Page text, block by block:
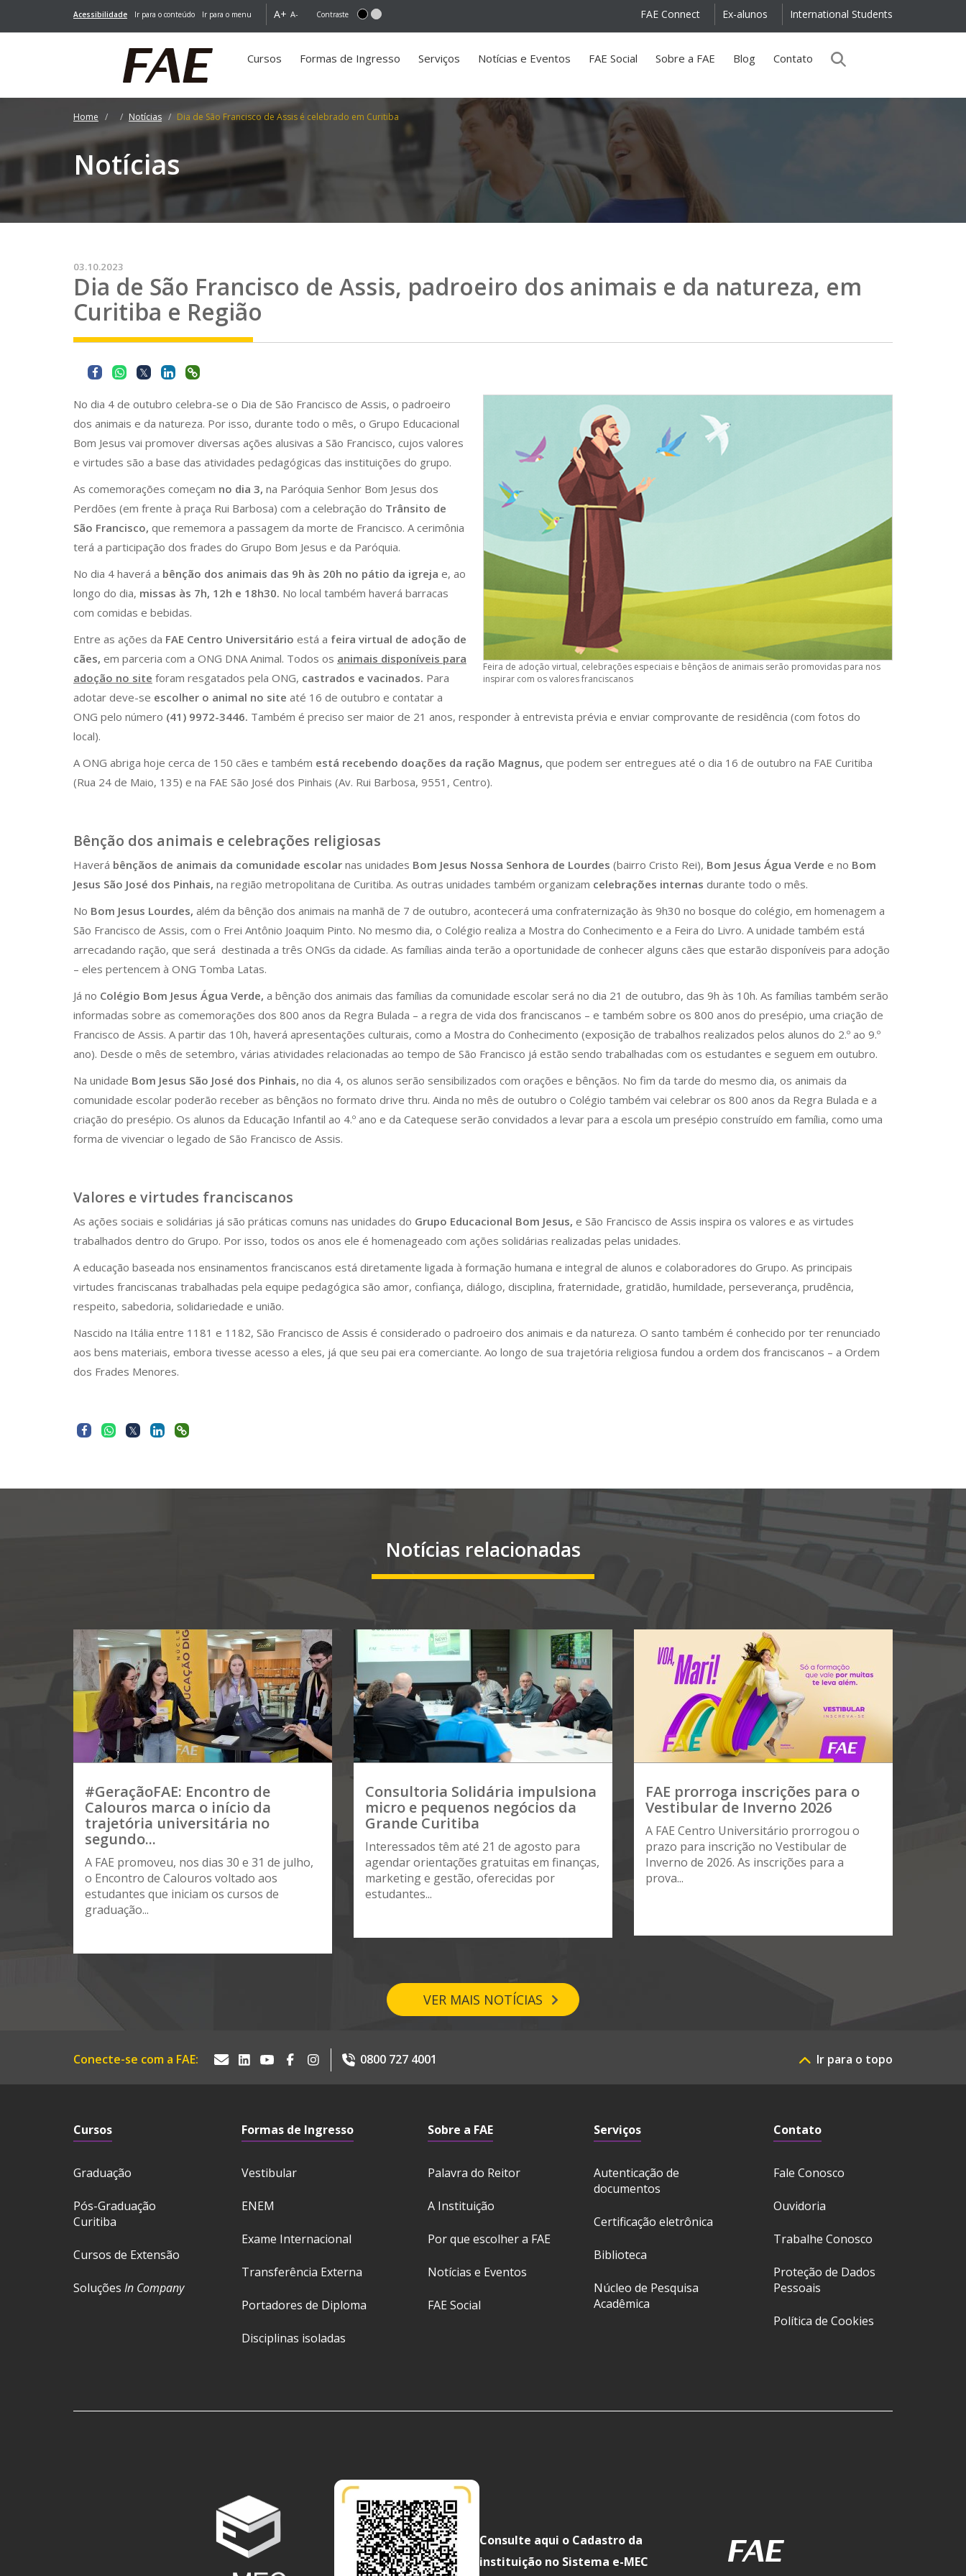
Acessibilidade Ir para o conteúdo Ir para o menu A+ A- Contraste International Students
Ex-alunos
FAE Connect
Cursos Formas de Ingresso Serviços Notícias e Eventos FAE Social Sobre a FAE Blog Contato
Home Notícias Dia de São Francisco de Assis é celebrado em Curitiba
Notícias
03.10.2023
Dia de São Francisco de Assis, padroeiro dos animais e da natureza, em
Curitiba e Região
Feira de adoção virtual, celebrações especiais e bênçãos de animais serão promovidas para nos
inspirar com os valores franciscanos
No dia 4 de outubro celebra-se o Dia de São Francisco de Assis, o padroeiro
dos animais e da natureza. Por isso, durante todo o mês, o Grupo Educacional
Bom Jesus vai promover diversas ações alusivas a São Francisco, cujos valores
e virtudes são a base das atividades pedagógicas das instituições do grupo.
As comemorações começam no dia 3, na Paróquia Senhor Bom Jesus dos
Perdões (em frente à praça Rui Barbosa) com a celebração do Trânsito de
São Francisco, que rememora a passagem da morte de Francisco. A cerimônia
terá a participação dos frades do Grupo Bom Jesus e da Paróquia.
No dia 4 haverá a bênção dos animais das 9h às 20h no pátio da igreja e, ao
longo do dia, missas às 7h, 12h e 18h30. No local também haverá barracas
com comidas e bebidas.
Entre as ações da FAE Centro Universitário está a feira virtual de adoção de
cães, em parceria com a ONG DNA Animal. Todos os animais disponíveis para
adoção no site foram resgatados pela ONG, castrados e vacinados. Para
adotar deve-se escolher o animal no site até 16 de outubro e contatar a
ONG pelo número (41) 9972-3446. Também é preciso ser maior de 21 anos, responder à entrevista prévia e enviar comprovante de residência (com fotos do
local).
A ONG abriga hoje cerca de 150 cães e também está recebendo doações da ração Magnus, que podem ser entregues até o dia 16 de outubro na FAE Curitiba
(Rua 24 de Maio, 135) e na FAE São José dos Pinhais (Av. Rui Barbosa, 9551, Centro).
Bênção dos animais e celebrações religiosas
Haverá bênçãos de animais da comunidade escolar nas unidades Bom Jesus Nossa Senhora de Lourdes (bairro Cristo Rei), Bom Jesus Água Verde e no Bom
Jesus São José dos Pinhais, na região metropolitana de Curitiba. As outras unidades também organizam celebrações internas durante todo o mês.
No Bom Jesus Lourdes, além da bênção dos animais na manhã de 7 de outubro, acontecerá uma confraternização às 9h30 no bosque do colégio, em homenagem a
São Francisco de Assis, com o Frei Antônio Joaquim Pinto. No mesmo dia, o Colégio realiza a Mostra do Conhecimento e a Feira do Livro. A unidade também está
arrecadando ração, que será destinada a três ONGs da cidade. As famílias ainda terão a oportunidade de conhecer alguns cães que estarão disponíveis para adoção
– eles pertencem à ONG Tomba Latas.
Já no Colégio Bom Jesus Água Verde, a bênção dos animais das famílias da comunidade escolar será no dia 21 de outubro, das 9h às 10h. As famílias também serão
informadas sobre as comemorações dos 800 anos da Regra Bulada – a regra de vida dos franciscanos – e também sobre os 800 anos do presépio, uma criação de
Francisco de Assis. A partir das 10h, haverá apresentações culturais, como a Mostra do Conhecimento (exposição de trabalhos realizados pelos alunos do 2.º ao 9.º
ano). Desde o mês de setembro, várias atividades relacionadas ao tempo de São Francisco já estão sendo trabalhadas com os estudantes e seguem em outubro.
Na unidade Bom Jesus São José dos Pinhais, no dia 4, os alunos serão sensibilizados com orações e bênçãos. No fim da tarde do mesmo dia, os animais da
comunidade escolar poderão receber as bênçãos no formato drive thru. Ainda no mês de outubro o Colégio também vai celebrar os 800 anos da Regra Bulada e a
criação do presépio. Os alunos da Educação Infantil ao 4.º ano e da Catequese serão convidados a levar para a escola um presépio construído em família, como uma
forma de vivenciar o legado de São Francisco de Assis.
Valores e virtudes franciscanos
As ações sociais e solidárias já são práticas comuns nas unidades do Grupo Educacional Bom Jesus, e São Francisco de Assis inspira os valores e as virtudes
trabalhados dentro do Grupo. Por isso, todos os anos ele é homenageado com ações solidárias realizadas pelas unidades.
A educação baseada nos ensinamentos franciscanos está diretamente ligada à formação humana e integral de alunos e colaboradores do Grupo. As principais
virtudes franciscanas trabalhadas pela equipe pedagógica são amor, confiança, diálogo, disciplina, fraternidade, gratidão, humildade, perseverança, prudência,
respeito, sabedoria, solidariedade e união.
Nascido na Itália entre 1181 e 1182, São Francisco de Assis é considerado o padroeiro dos animais e da natureza. O santo também é conhecido por ter renunciado
aos bens materiais, embora tivesse acesso a eles, já que seu pai era comerciante. Ao longo de sua trajetória religiosa fundou a ordem dos franciscanos – a Ordem
dos Frades Menores.
Notícias relacionadas
#GeraçãoFAE: Encontro de
Calouros marca o início da
trajetória universitária no
segundo...
A FAE promoveu, nos dias 30 e 31 de julho,
o Encontro de Calouros voltado aos
estudantes que iniciam os cursos de
graduação...
Consultoria Solidária impulsiona
micro e pequenos negócios da
Grande Curitiba
Interessados têm até 21 de agosto para
agendar orientações gratuitas em finanças,
marketing e gestão, oferecidas por
estudantes...
FAE prorroga inscrições para o
Vestibular de Inverno 2026
A FAE Centro Universitário prorrogou o
prazo para inscrição no Vestibular de
Inverno de 2026. As inscrições para a
prova...
VER MAIS NOTÍCIAS
Conecte-se com a FAE: 0800 727 4001 Ir para o topo
Cursos
Graduação
Pós-Graduação
Curitiba
Cursos de Extensão
Soluções In Company
Formas de Ingresso
Vestibular
ENEM
Exame Internacional
Transferência Externa
Portadores de Diploma
Disciplinas isoladas
Sobre a FAE
Palavra do Reitor
A Instituição
Por que escolher a FAE
Notícias e Eventos
FAE Social
Serviços
Autenticação de
documentos
Certificação eletrônica
Biblioteca
Núcleo de Pesquisa
Acadêmica
Contato
Fale Conosco
Ouvidoria
Trabalhe Conosco
Proteção de Dados
Pessoais
Política de Cookies
Consulte aqui o Cadastro da
instituição no Sistema e-MEC